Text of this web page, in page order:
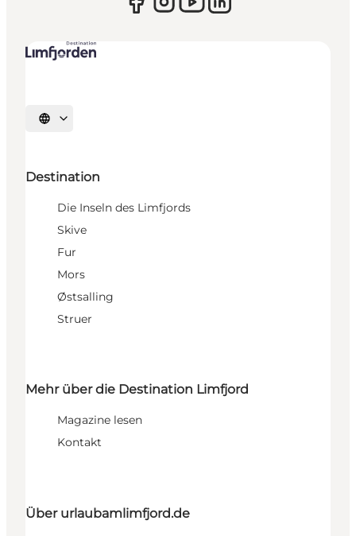
Sprache auswählen
Destination
Die Inseln des Limfjords
Skive
Fur
Mors
Østsalling
Struer
Mehr über die Destination Limfjord
Magazine lesen
Kontakt
Über urlaubamlimfjord.de